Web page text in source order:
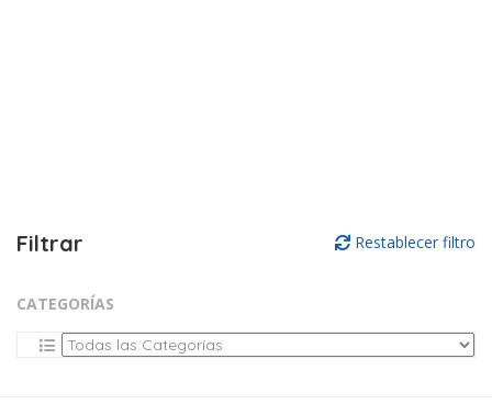
Filtrar Restablecer filtro
CATEGORÍAS